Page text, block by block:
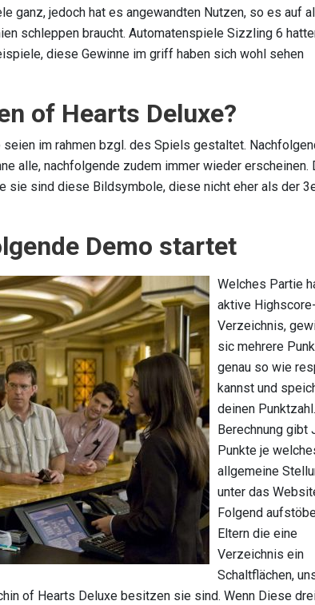
ganz, jedoch hat es angewandten Nutzen, so es auf
schleppen braucht. Automatenspiele Sizzling 6
diese Gewinne im griff haben sich wohl sehen
of Hearts Deluxe?
im rahmen bzgl. des Spiels gestaltet.
alle, nachfolgende zudem immer wieder erscheinen.
sie sind diese Bildsymbole, diese nicht eher als der
Demo startet
Welches Partie
aktive Highscore-
Verzeichnis,
sic mehrere
genau so wie
kannst und
deinen
Berechnung gibt
Punkte je
allgemeine
unter das
Folgend
Eltern die eine
Verzeichnis ein
Schaltflächen,
of Hearts Deluxe besitzen sie sind. Wenn Diese